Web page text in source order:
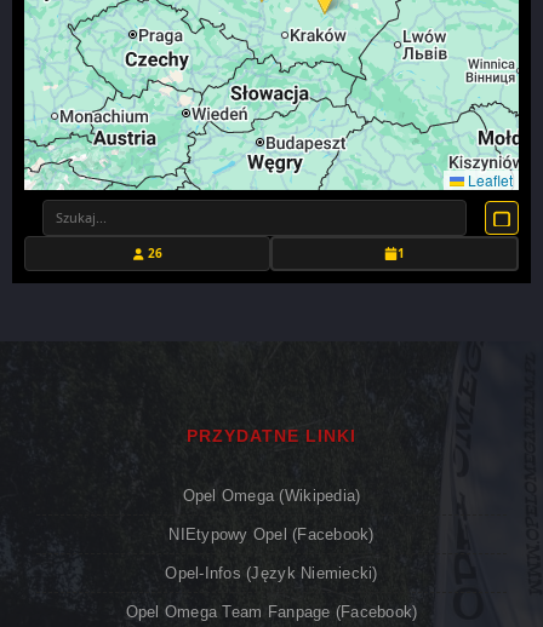
Leaflet
26 1
PRZYDATNE LINKI
Opel Omega (Wikipedia)
NIEtypowy Opel (Facebook)
Opel-Infos (język Niemiecki)
Opel Omega Team Fanpage (Facebook)